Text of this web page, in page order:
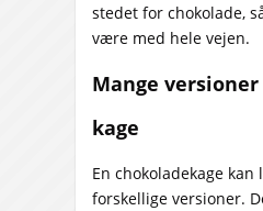
stedet for chokolade,
være med hele vejen.
Mange
kage
En chokoladekage kan
forskellige versioner.